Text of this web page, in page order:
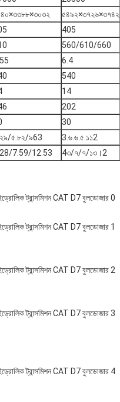
৫৪৯২×৩৭২৬×৩৭৪২
405
560/610/660
6.4
540
14
202
30
৫.৮২/৯63 3.৬.৬.৫.১১2
7.59/12.53 4৩/৭/৭/১৩।2